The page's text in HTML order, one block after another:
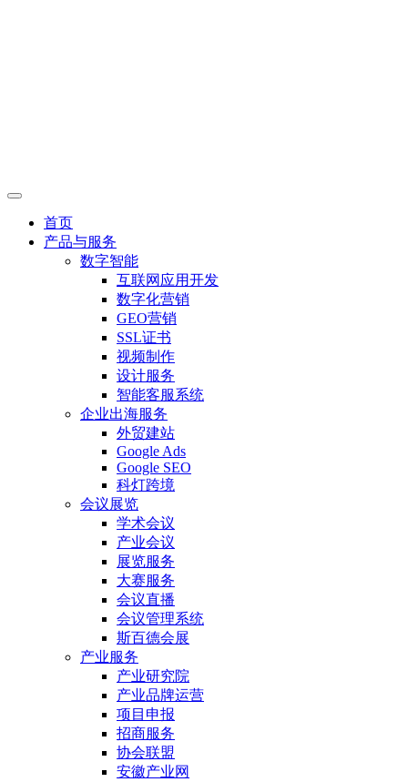
首页
产品与服务
数字智能
互联网应用开发
数字化营销
GEO营销
SSL证书
视频制作
设计服务
智能客服系统
企业出海服务
外贸建站
Google Ads
Google SEO
科灯跨境
会议展览
学术会议
产业会议
展览服务
大赛服务
会议直播
会议管理系统
斯百德会展
产业服务
产业研究院
产业品牌运营
项目申报
招商服务
协会联盟
安徽产业网